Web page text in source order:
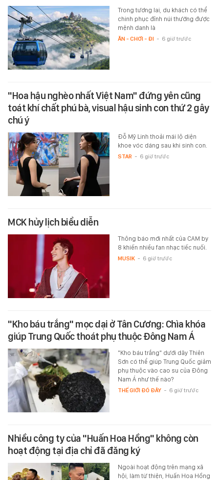
Trong tương lai, du khách có thể
chinh phục đỉnh núi thường được
mệnh danh là
ĂN - CHƠI - ĐI - 6 giờ trước
"Hoa hậu nghèo nhất Việt Nam" đứng yên cũng
toát khí chất phú bà, visual hậu sinh con thứ 2 gây
chú ý
Đỗ Mỹ Linh thoải mái lộ diện
khoe vóc dáng sau khi sinh con.
STAR - 6 giờ trước
MCK hủy lịch biểu diễn
Thông báo mới nhất của CAM by
8 khiến nhiều fan nhạc tiếc nuối.
MUSIK - 6 giờ trước
"Kho báu trắng" mọc dại ở Tân Cương: Chìa khóa
giúp Trung Quốc thoát phụ thuộc Đông Nam Á
"Kho báu trắng" dưới dãy Thiên
Sơn có thể giúp Trung Quốc giảm
phụ thuộc vào cao su của Đông
Nam Á như thế nào?
THẾ GIỚI ĐÓ ĐÂY - 6 giờ trước
Nhiều công ty của "Huấn Hoa Hồng" không còn
hoạt động tại địa chỉ đã đăng ký
Ngoài hoạt động trên mạng xã
hội, làm từ thiện, Huấn Hoa Hồng